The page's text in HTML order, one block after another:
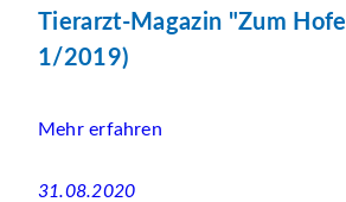
Tierarzt-Magazin "Zum
1/2019)
Mehr erfahren
31.08.2020